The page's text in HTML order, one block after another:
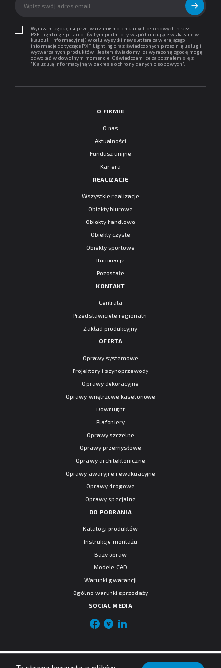
Wyrażam zgodę na przetwarzanie moich danych osobowych przez
PXF Lighting sp. z o.o. (w tym podmioty współpracujące wskazane w
klauzuli informacyjnej) w celu wysyłki newslettera zawierającego
informacje dotyczące PXF Lighting oraz świadczonych przez nią usług i
wytwarzanych produktów. Jestem świadomy, że wyrażoną zgodę mogę
odwołać w dowolnym momencie. Oświadczam, że zapoznałem się z
"Klauzulą informacyjną w zakresie ochrony danych osobowych".
O FIRMIE
O nas
Aktualności
Fundusz unijne
Kariera
REALIZACJE
Wszystkie realizacje
Obiekty biurowe
Obiekty handlowe
Obiekty czyste
Obiekty sportowe
Iluminacje
Pozostałe
KONTAKT
Centrala
Przedstawiciele regionalni
Zakład produkcyjny
OFERTA
Oprawy systemowe
Projektory i szynoprzewody
Oprawy dekoracyjne
Oprawy wnętrzowe kasetonowe
Downlight
Plafoniery
Oprawy szczelne
Oprawy przemysłowe
Oprawy architektoniczne
Oprawy awaryjne i ewakuacyjne
Oprawy drogowe
Oprawy specjalne
DO POBRANIA
Katalogi produktów
Instrukcje montażu
Bazy opraw
Modele CAD
Warunki gwarancji
Ogólne warunki sprzedaży
SOCIAL MEDIA
© PXF Lighting sp. z o.o.